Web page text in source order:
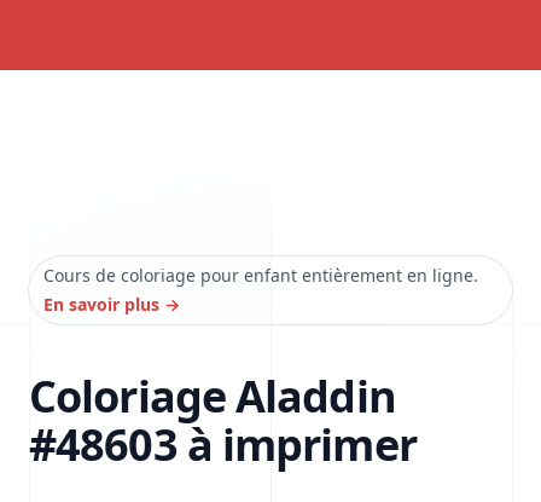
Cours de coloriage pour enfant entièrement en ligne.
En savoir plus →
Coloriage Aladdin
#48603 à imprimer